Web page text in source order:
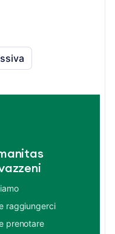
raggiungerci
prenotare